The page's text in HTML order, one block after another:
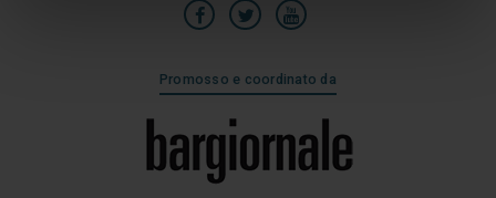
Promosso e coordinato da